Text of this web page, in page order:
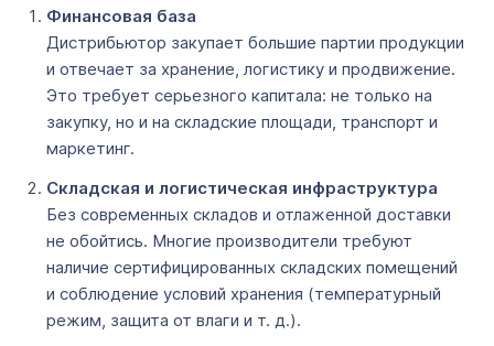
Финансовая база
Дистрибьютор закупает большие партии продукции
и отвечает за хранение, логистику и продвижение.
Это требует серьезного капитала: не только на
закупку, но и на складские площади, транспорт и
маркетинг.
Складская и логистическая инфраструктура
Без современных складов и отлаженной доставки
не обойтись. Многие производители требуют
наличие сертифицированных складских помещений
и соблюдение условий хранения (температурный
режим, защита от влаги и т. д.).